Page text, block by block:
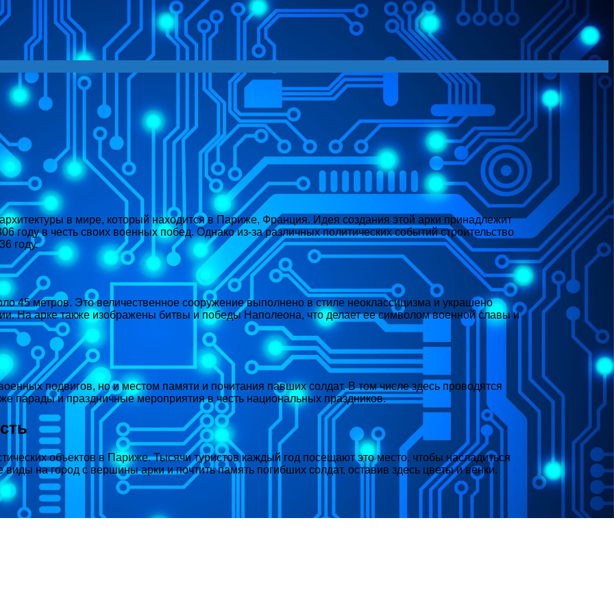
в мире, который находится в Париже, Франция. Идея создания этой арки принадлежит
году в честь своих военных побед. Однако из-за различных политических событий строительство
году.
45 метров. Это величественное сооружение выполнено в стиле неоклассицизма и украшено
На арке также изображены битвы и победы Наполеона, что делает ее символом военной славы и
подвигов, но и местом памяти и почитания павших солдат. В том числе здесь проводятся
парады и праздничные мероприятия в честь национальных праздников.
объектов в Париже. Тысячи туристов каждый год посещают это место, чтобы насладиться
на город с вершины арки и почтить память погибших солдат, оставив здесь цветы и венки.